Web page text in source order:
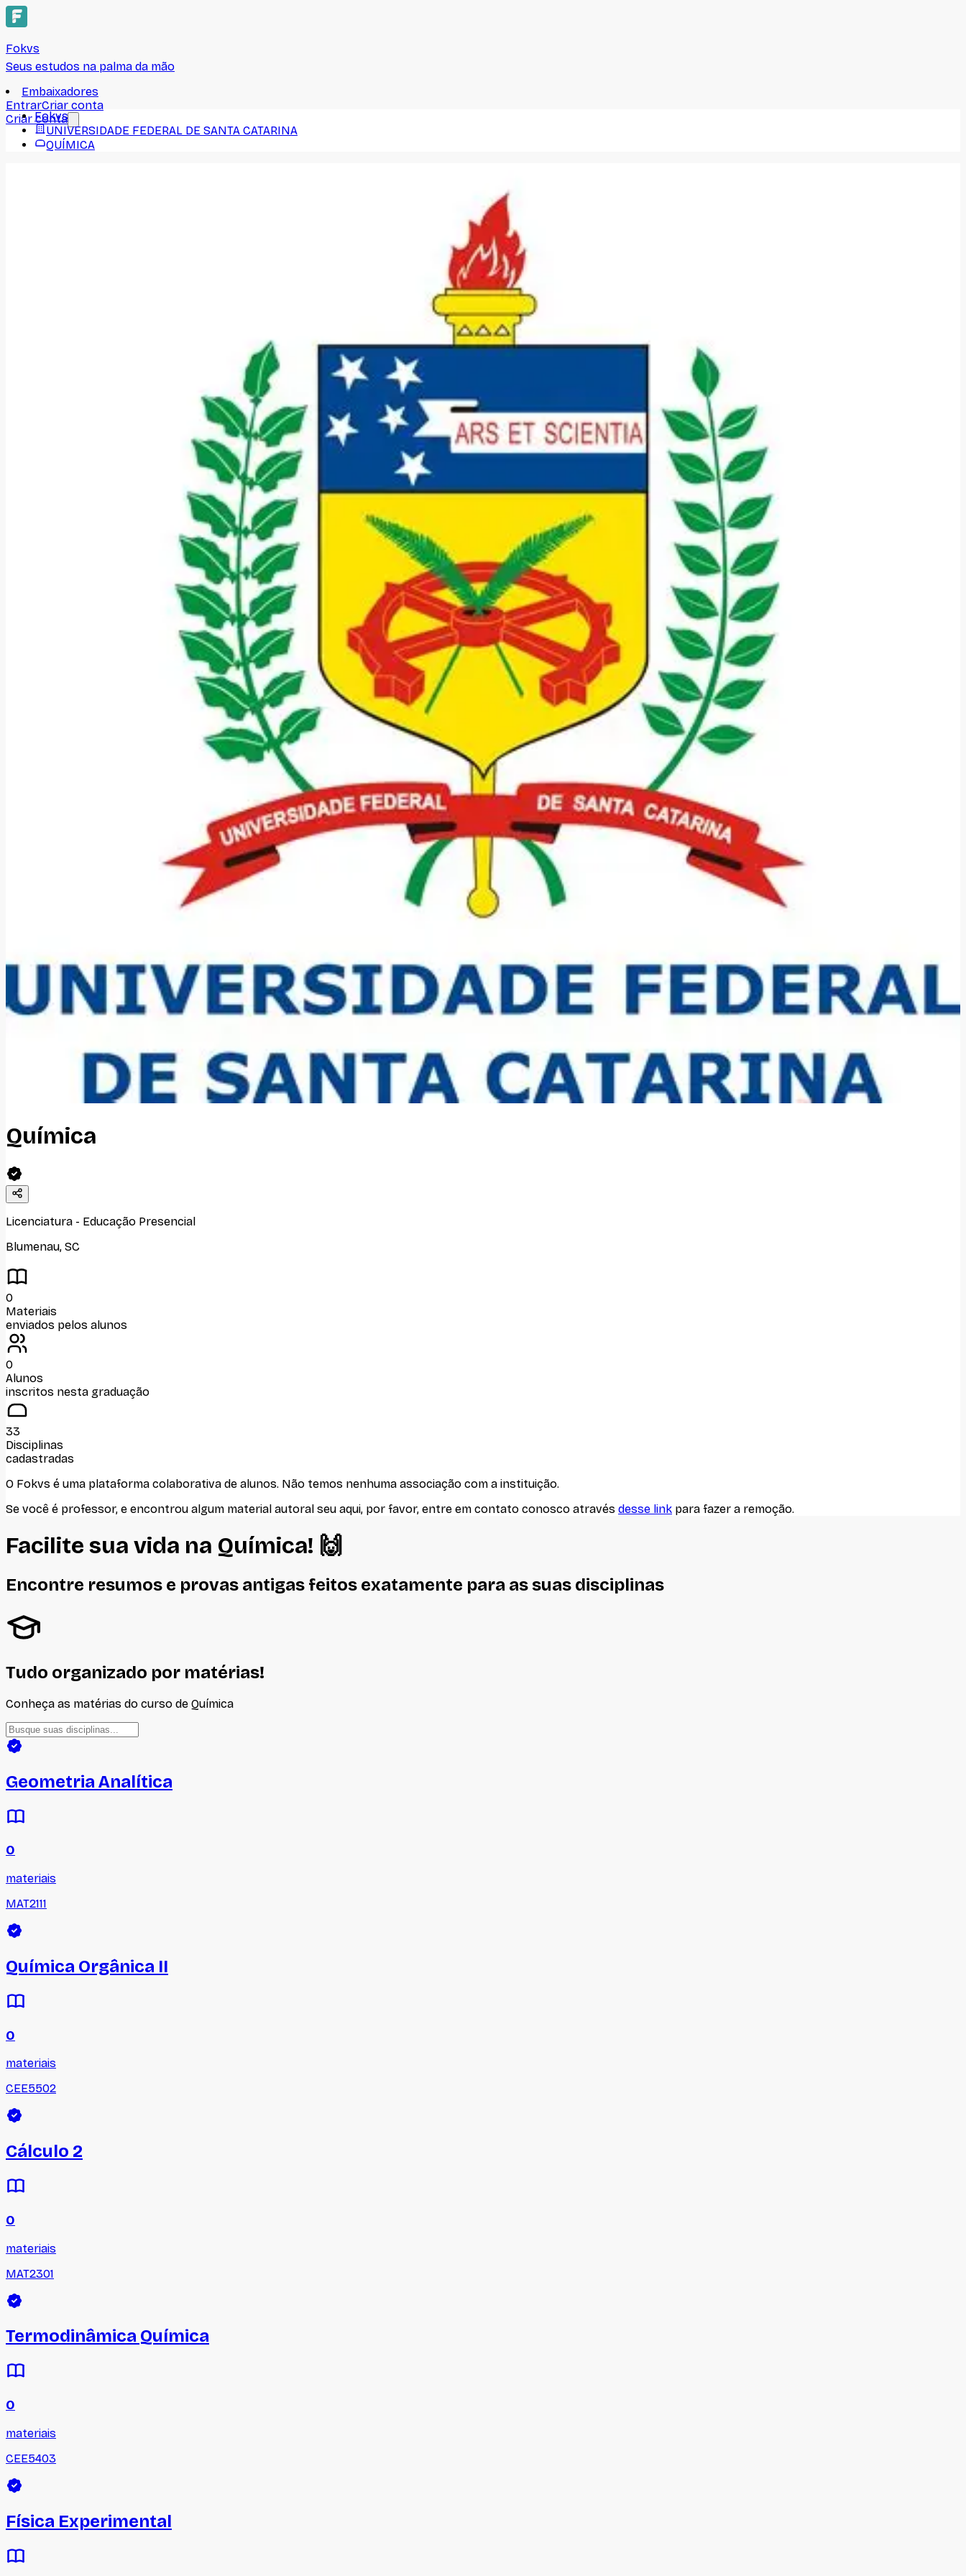
Fokvs
Seus estudos na palma da mão
Embaixadores
EntrarCriar conta
Criar conta
Fokvs
UNIVERSIDADE FEDERAL DE SANTA CATARINA
QUÍMICA
Química
Licenciatura - Educação Presencial
Blumenau, SC
0
Materiais
enviados pelos alunos
0
Alunos
inscritos nesta graduação
33
Disciplinas
cadastradas
O Fokvs é uma plataforma colaborativa de alunos. Não temos nenhuma associação com a instituição.
Se você é professor, e encontrou algum material autoral seu aqui, por favor, entre em contato conosco através desse link para fazer a remoção.
Facilite sua vida na Química! 🙌
Encontre resumos e provas antigas feitos exatamente para as suas disciplinas
Tudo organizado por matérias!
Conheça as matérias do curso de Química
Geometria Analítica
0
materiais
MAT2111
Química Orgânica II
0
materiais
CEE5502
Cálculo 2
0
materiais
MAT2301
Termodinâmica Química
0
materiais
CEE5403
Física Experimental